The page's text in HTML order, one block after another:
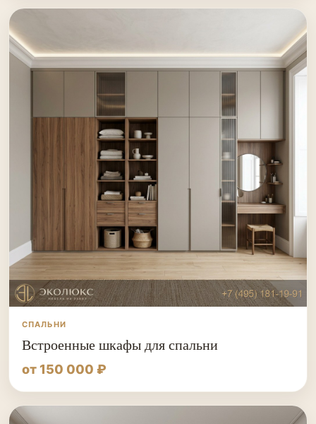
СПАЛЬНИ
Встроенные шкафы для спальни
от 150 000 ₽